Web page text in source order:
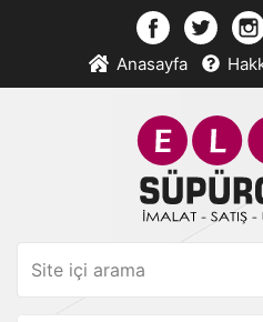
Anasayfa